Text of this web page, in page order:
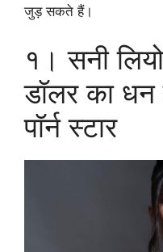
जुड़ सकते हैं।
१। सनी
डॉलर का धन
पॉर्न स्टार